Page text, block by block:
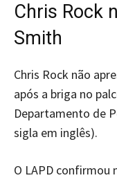
Chris Rock
Smith
Chris Rock não
após a briga no
Departamento de
sigla em inglês).
O LAPD confirmou